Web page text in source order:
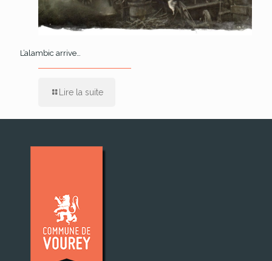
L’alambic arrive…
Lire la suite